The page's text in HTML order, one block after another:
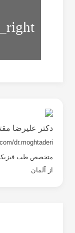
از
فلج
دکتر علیرضا
dr.moghtaderi
متخصص طب فیزیکی
از آلمان